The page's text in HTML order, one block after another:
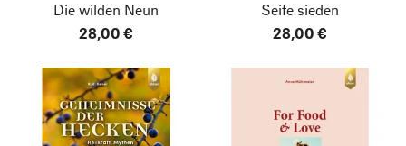
Die wilden Neun
28,00 €
Seife sieden
28,00 €